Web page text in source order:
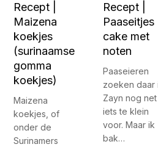
Recept |
Maizena
koekjes
(surinaamse
gomma
koekjes)
Maizena
koekjes, of
onder de
Surinamers
Recept |
Paaseitjes
cake met
noten
Paaseieren
zoeken daar
Zayn nog net
iets te klein
voor. Maar ik
bak…